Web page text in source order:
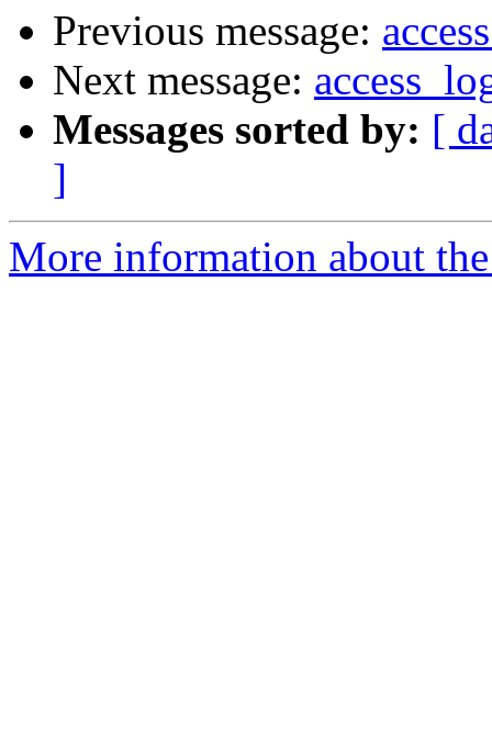
Previous message:
Next message:
Messages sorted by: [
]
More information about